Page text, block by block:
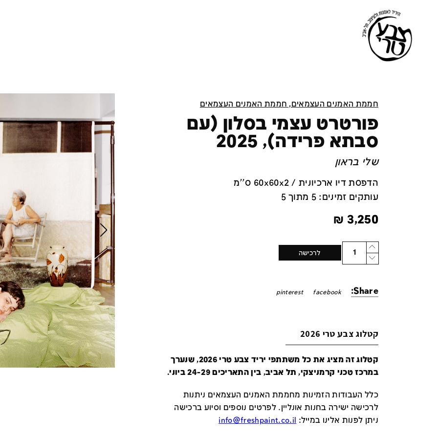
חממת האמנים העצמאים, חממת האמנים העצמאים
פורטרט עצמי בסלון (עם
סבתא פרידה), 2025
שלי בראון
הדפסת דיו ארכיונית / 60x60x2 ס''מ
עותקים זמינים: 5 מתוך 5
3,250
₪
Quantity
לרכישה
Share:
facebook
pinterest
קטלוג צבע טרי 2026
קטלוג זה מציג את כל משתתפי יריד צבע טרי 2026, שנערך
במרכז טכני קרמניצקי, תל אביב, בין התאריכים 24-29 ביוני.
כלל העבודות הזמינות מחממת האמנים העצמאים ניתנות
לרכישה ישירה בחנות אונליין.לפרטים נוספים וסיוע ברכישה
ניתן לפנות אלינו במייל:
info@freshpaint.co.il